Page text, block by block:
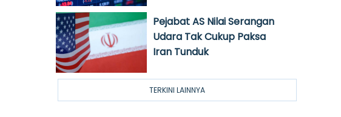
Pejabat AS Nilai Serangan
Udara Tak Cukup Paksa
Iran Tunduk
TERKINI LAINNYA